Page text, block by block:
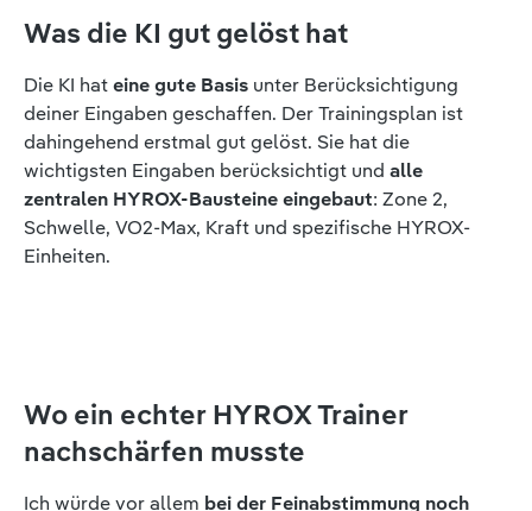
Was die KI gut gelöst hat
Die KI hateine gute Basis unter Berücksichtigung
deiner Eingaben geschaffen. Der Trainingsplan ist
dahingehend erstmal gut gelöst. Sie hat die
wichtigsten Eingaben berücksichtigt und alle
zentralen HYROX-Bausteine eingebaut: Zone 2,
Schwelle, VO2-Max, Kraft und spezifische HYROX-
Einheiten.
Wo ein echter HYROX Trainer
nachschärfen musste
Ich würde vor allem bei der Feinabstimmung noch